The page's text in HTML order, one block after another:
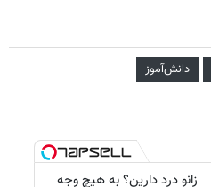
دانش‌آموز
زانو درد دارین؟ به هیچ وجه